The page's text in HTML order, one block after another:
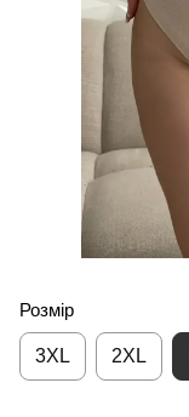
Розмір
3XL 2XL